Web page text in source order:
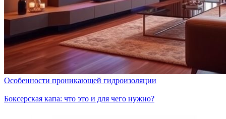
Особенности проникающей гидроизоляции
Боксерская капа: что это и для чего нужно?